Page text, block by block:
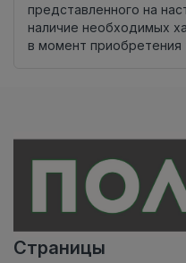
представленного на
наличие необходимых
в момент приобретения
Страницы